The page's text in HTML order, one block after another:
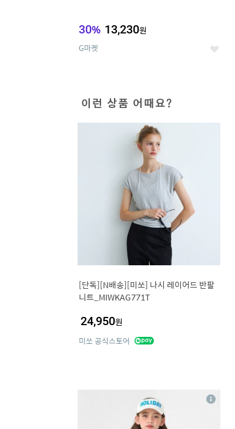
30% 13,230원
G마켓 좋
이런 상품 어때요?
[단독][N배송][미쏘] 나시 레이어드 반팔
니트_MIWKAG771T
24,950원
미쏘 공식스토어
상